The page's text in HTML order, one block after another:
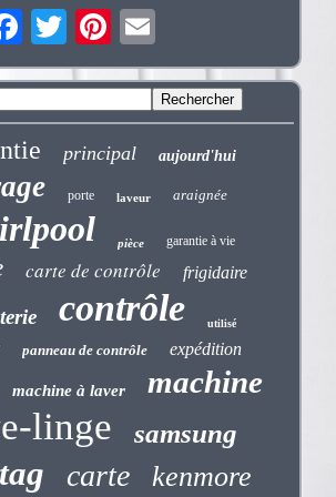
principal aujourd'hui
porte laveur araignée
pièce garantie à vie
carte de contrôle frigidaire
contrôle utilisé
panneau de contrôle expédition
machine à laver machine
linge samsung
carte kenmore